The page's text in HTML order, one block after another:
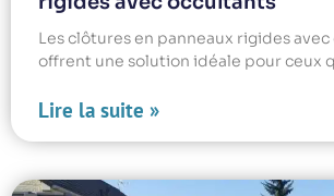
Les clôtures en panneaux rigides
offrent une solution idéale pour ceux
Lire la suite »